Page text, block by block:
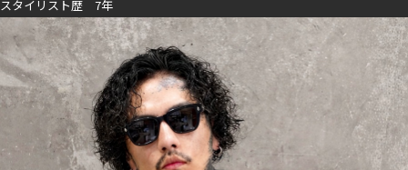
スタイリスト歴 7年